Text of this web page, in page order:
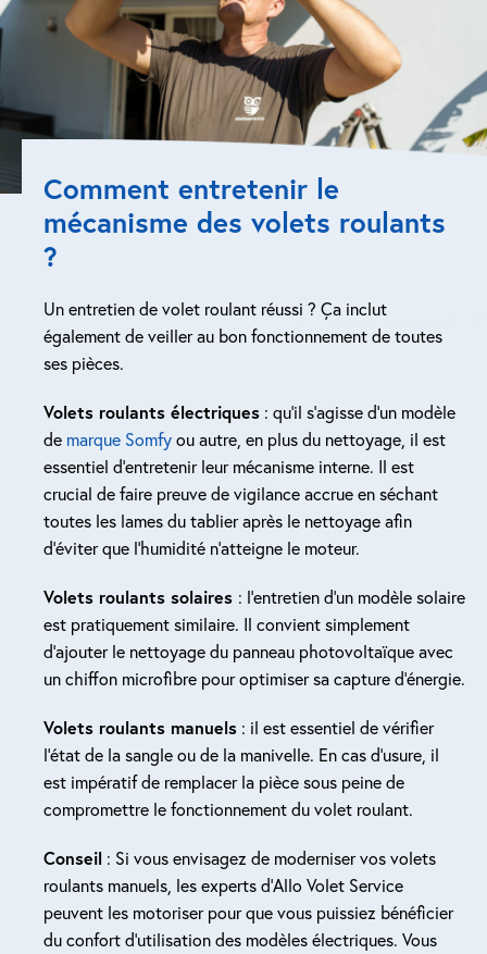
Comment entretenir le
mécanisme des volets roulants
?
Un entretien de volet roulant réussi ? Ça inclut
également de veiller au bon fonctionnement de toutes
ses pièces.
Volets roulants électriques : qu’il s’agisse d’un modèle
de marque Somfyou autre, en plus du nettoyage, il est
essentiel d’entretenir leur mécanisme interne. Il est
crucial de faire preuve de vigilance accrue en séchant
toutes les lames du tablier après le nettoyage afin
d’éviter que l’humidité n’atteigne le moteur.
Volets roulants solaires : l’entretien d’un modèle solaire
est pratiquement similaire. Il convient simplement
d’ajouter le nettoyage du panneau photovoltaïque avec
un chiffon microfibre pour optimiser sa capture d’énergie.
Volets roulants manuels : il est essentiel de vérifier
l’état de la sangle ou de la manivelle. En cas d’usure, il
est impératif de remplacer la pièce sous peine de
compromettre le fonctionnement du volet roulant.
Conseil : Si vous envisagez de moderniser vos volets
roulants manuels, les experts d’Allo Volet Service
peuvent les motoriser pour que vous puissiez bénéficier
du confort d’utilisation des modèles électriques. Vous